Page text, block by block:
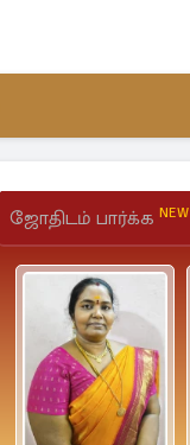
ஜோதிடம் பார்க்க NEW